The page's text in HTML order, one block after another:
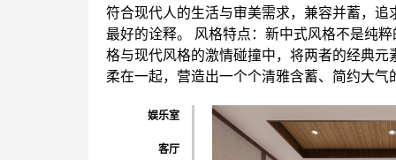
符合现代人的生活与审美需求，兼容并蓄，追
最好的诠释。 风格特点：新中式风格不是纯
格与现代风格的激情碰撞中，将两者的经典元
柔在一起，营造出一个个清雅含蓄、简约大气
娱乐室
客厅